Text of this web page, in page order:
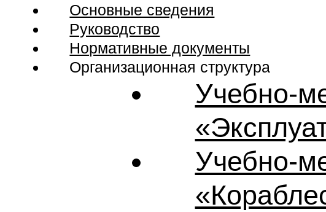
Основные сведения
Руководство
Нормативные документы
Организационная структура
Учебно-
Учебно-